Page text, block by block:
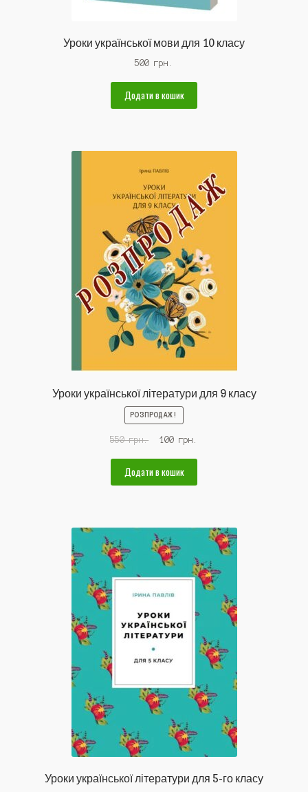
Уроки української мови для 10 класу
500 грн.
Додати в кошик
Уроки української літератури для 9 класу
РОЗПРОДАЖ!
550грн.
Оригінальна
550 грн..
100 грн.
Додати в кошик
Уроки української літератури для 5-го класу